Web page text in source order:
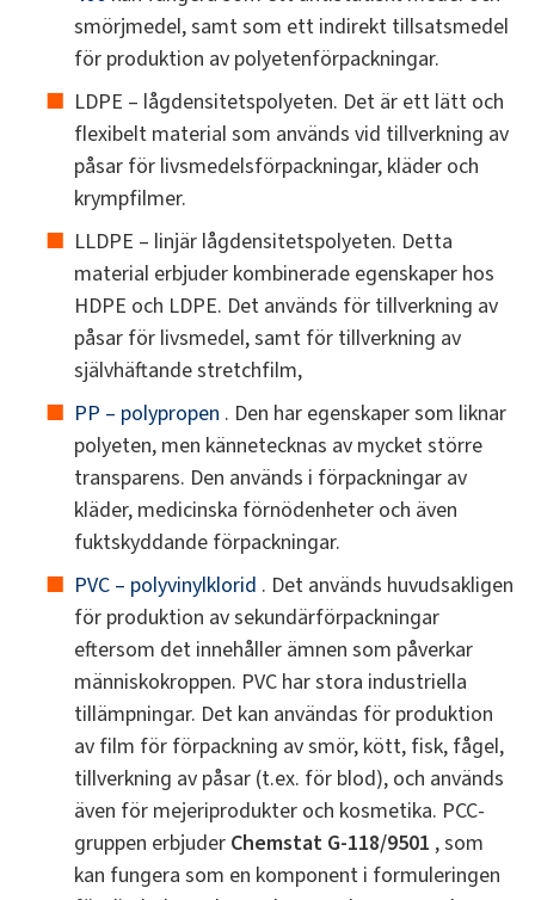
smörjmedel, samt som ett indirekt tillsatsmedel
för produktion av polyetenförpackningar.
LDPE – lågdensitetspolyeten. Det är ett lätt och
flexibelt material som används vid tillverkning av
påsar för livsmedelsförpackningar, kläder och
krympfilmer.
LLDPE – linjär lågdensitetspolyeten. Detta
material erbjuder kombinerade egenskaper hos
HDPE och LDPE. Det används för tillverkning av
påsar för livsmedel, samt för tillverkning av
självhäftande stretchfilm,
PP – polypropen . Den har egenskaper som liknar
polyeten, men kännetecknas av mycket större
transparens. Den används i förpackningar av
kläder, medicinska förnödenheter och även
fuktskyddande förpackningar.
PVC – polyvinylklorid . Det används huvudsakligen
för produktion av sekundärförpackningar
eftersom det innehåller ämnen som påverkar
människokroppen. PVC har stora industriella
tillämpningar. Det kan användas för produktion
av film för förpackning av smör, kött, fisk, fågel,
tillverkning av påsar (t.ex. för blod), och används
även för mejeriprodukter och kosmetika. PCC-
gruppen erbjuder Chemstat G-118/9501 , som
kan fungera som en komponent i formuleringen